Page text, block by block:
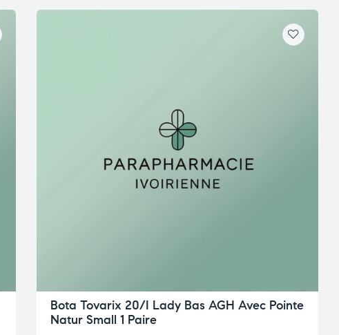
Bota Tovarix 20/I Lady Bas AGH Avec Pointe
Natur Small 1 Paire